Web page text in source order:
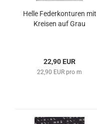
Helle Federkonturen mit
Kreisen auf Grau
22,90 EUR
22,90 EUR pro m